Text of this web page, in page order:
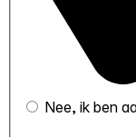
Nee, ik ben